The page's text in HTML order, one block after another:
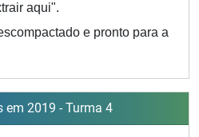
aqui".
e pronto para a
em 2019 - Turma 4